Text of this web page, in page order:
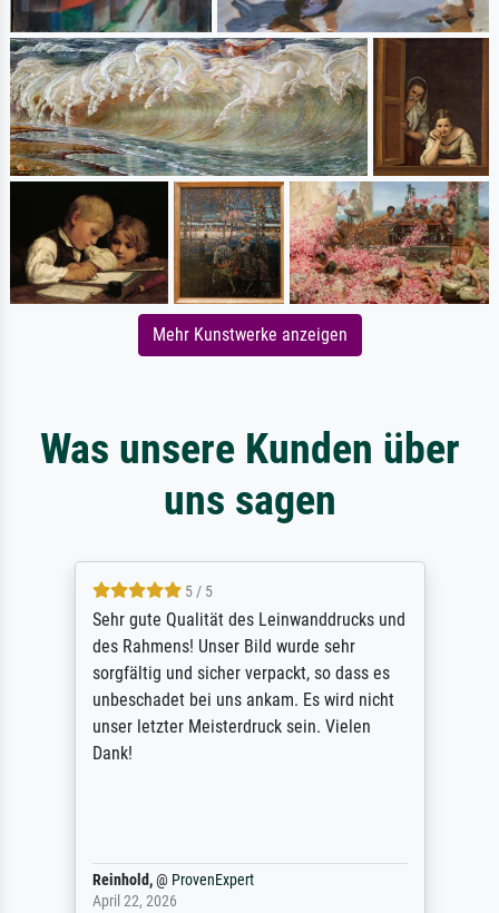
Mehr Kunstwerke anzeigen
Was unsere Kunden über
uns sagen
5 / 5
Sehr gute Qualität des Leinwanddrucks und
des Rahmens! Unser Bild wurde sehr
sorgfältig und sicher verpackt, so dass es
unbeschadet bei uns ankam. Es wird nicht
unser letzter Meisterdruck sein. Vielen
Dank!
Reinhold,@ ProvenExpert
April 22, 2026